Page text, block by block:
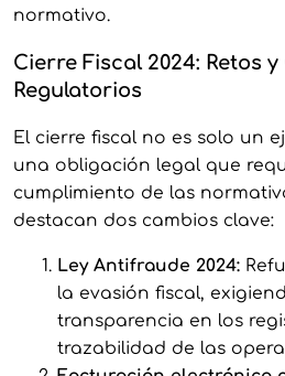
normativo.
Cierre Fiscal 2024: Retos
Regulatorios
El cierre fiscal no es solo un
una obligación legal que
cumplimiento de las
destacan dos cambios clave:
Ley Antifraude 2024:
la evasión fiscal,
transparencia en los
trazabilidad de las